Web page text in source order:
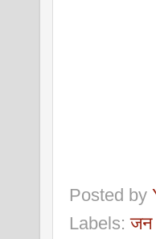
Posted by
Labels:जन